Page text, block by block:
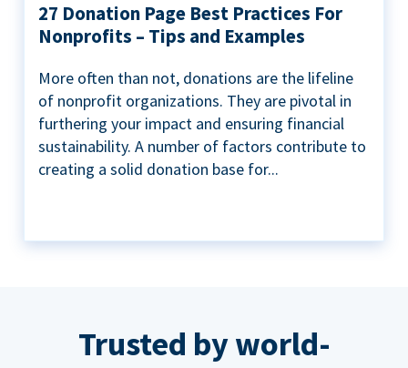
27 Donation Page Best Practices For
Nonprofits – Tips and Examples
More often than not, donations are the lifeline
of nonprofit organizations. They are pivotal in
furthering your impact and ensuring financial
sustainability. A number of factors contribute to
creating a solid donation base for...
Trusted by world-